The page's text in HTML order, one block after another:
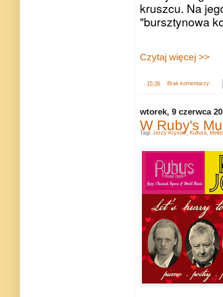
kruszcu. Na
"bursztynowa
Czytaj więcej >>
15:36 Brak komentarzy:
wtorek, 9 czerwca
W Ruby's
Tagi: Jerzy Krysiak Kultura